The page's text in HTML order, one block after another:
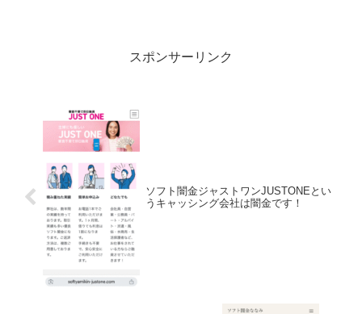
スポンサーリンク
ソフト闇金ジャストワンJUSTONEとい
うキャッシング会社は闇金です！